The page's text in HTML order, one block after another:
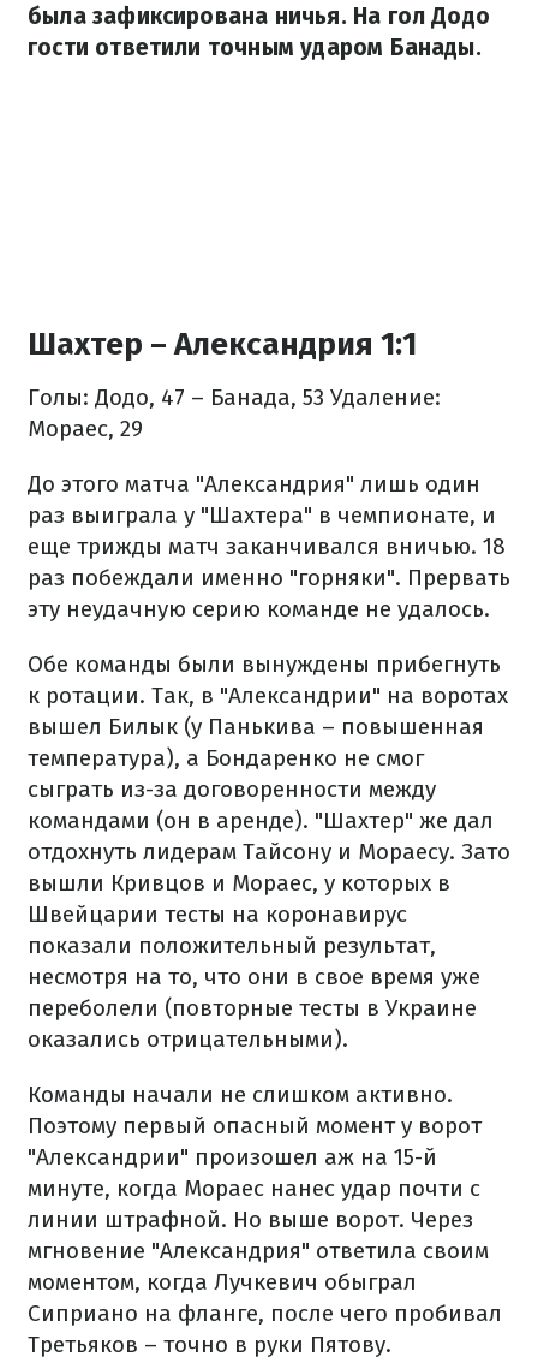
была зафиксирована ничья. На гол Додо
гости ответили точным ударом Банады.
Шахтер – Александрия 1:1
Голы: Додо, 47 – Банада, 53 Удаление:
Мораес, 29
До этого матча "Александрия" лишь один
раз выиграла у "Шахтера" в чемпионате, и
еще трижды матч заканчивался вничью. 18
раз побеждали именно "горняки". Прервать
эту неудачную серию команде не удалось.
Обе команды были вынуждены прибегнуть
к ротации. Так, в "Александрии" на воротах
вышел Билык (у Панькива – повышенная
температура), а Бондаренко не смог
сыграть из-за договоренности между
командами (он в аренде). "Шахтер" же дал
отдохнуть лидерам Тайсону и Мораесу. Зато
вышли Кривцов и Мораес, у которых в
Швейцарии тесты на коронавирус
показали положительный результат,
несмотря на то, что они в свое время уже
переболели (повторные тесты в Украине
оказались отрицательными).
Команды начали не слишком активно.
Поэтому первый опасный момент у ворот
"Александрии" произошел аж на 15-й
минуте, когда Мораес нанес удар почти с
линии штрафной. Но выше ворот. Через
мгновение "Александрия" ответила своим
моментом, когда Лучкевич обыграл
Сиприано на фланге, после чего пробивал
Третьяков – точно в руки Пятову.